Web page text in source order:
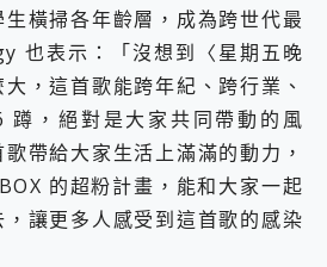
橫掃各年齡層，成為跨世代最
也表示：「沒想到〈星期五晚
，這首歌能跨年紀、跨行業、
蹲，絕對是大家共同帶動的風
帶給大家生活上滿滿的動力，
的超粉計畫，能和大家一起
讓更多人感受到這首歌的感染